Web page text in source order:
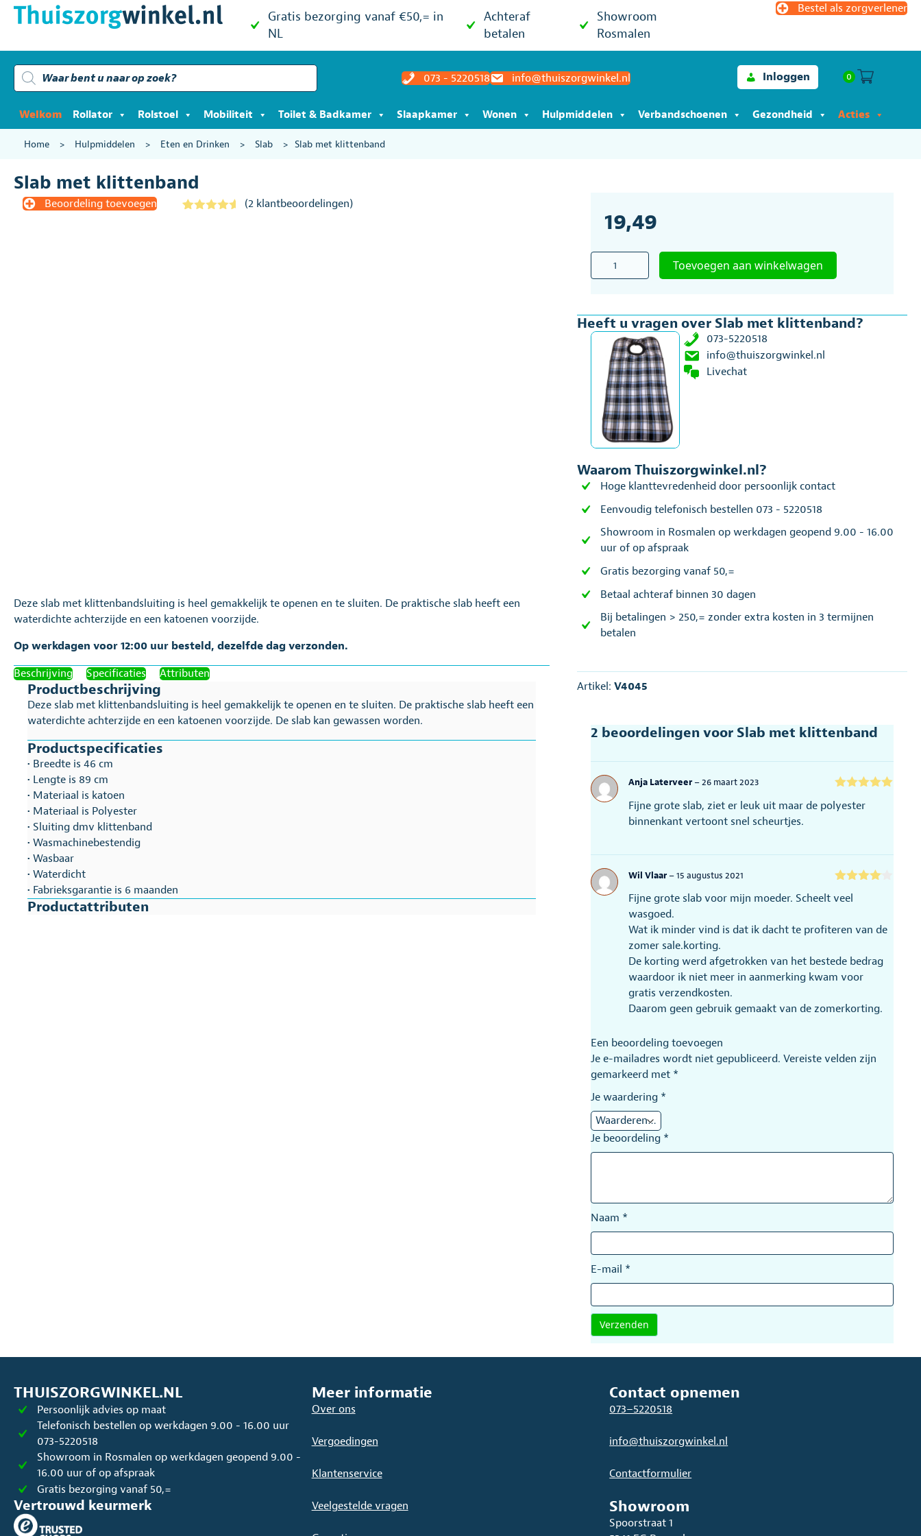
Gratis bezorging vanaf €50,= in
NL
Achteraf
betalen
Showroom
Rosmalen
Bestel als zorgverlener
Producten
zoeken
073 - 5220518 info@thuiszorgwinkel.nl Inloggen 0
Welkom Rollator Rolstoel Mobiliteit Toilet & Badkamer Slaapkamer Wonen Hulpmiddelen Verbandschoenen Gezondheid Acties
Home > Hulpmiddelen > Eten en Drinken > Slab > Slab met klittenband
Slab met klittenband
Beoordeling toevoegen (2klantbeoordelingen)
Deze slab met klittenbandsluiting is heel gemakkelijk te openen en te sluiten. De praktische slab heeft een
waterdichte achterzijde en een katoenen voorzijde.
Op werkdagen voor 12:00 uur besteld, dezelfde dag verzonden.
Beschrijving
Specificaties Attributen
Productbeschrijving
Deze slab met klittenbandsluiting is heel gemakkelijk te openen en te sluiten. De praktische slab heeft een
waterdichte achterzijde en een katoenen voorzijde. De slab kan gewassen worden.
Productspecificaties
• Breedte is 46 cm
• Lengte is 89 cm
• Materiaal is katoen
• Materiaal is Polyester
• Sluiting dmv klittenband
• Wasmachinebestendig
• Wasbaar
• Waterdicht
• Fabrieksgarantie is 6 maanden
Productattributen
19,49
Slab
met
Toevoegen aan winkelwagen
Heeft u vragen over Slab met klittenband?
073-5220518
info@thuiszorgwinkel.nl
Livechat
Waarom Thuiszorgwinkel.nl?
Hoge klanttevredenheid door persoonlijk contact
Eenvoudig telefonisch bestellen 073 - 5220518
Showroom in Rosmalen op werkdagen geopend 9.00 - 16.00
uur of op afspraak
Gratis bezorging vanaf 50,=
Betaal achteraf binnen 30 dagen
Bij betalingen > 250,= zonder extra kosten in 3 termijnen
betalen
Artikel:V4045
2 beoordelingen voor Slab met klittenband
5uit 5
Anja Laterveer –26 maart 2023
Fijne grote slab, ziet er leuk uit maar de polyester
binnenkant vertoont snel scheurtjes.
erd
Wil Vlaar –15 augustus 2021
Fijne grote slab voor mijn moeder. Scheelt veel
wasgoed.
Wat ik minder vind is dat ik dacht te profiteren van de
zomer sale.korting.
De korting werd afgetrokken van het bestede bedrag
waardoor ik niet meer in aanmerking kwam voor
gratis verzendkosten.
Daarom geen gebruik gemaakt van de zomerkorting.
Een beoordeling toevoegen
Je e-mailadres wordt niet gepubliceerd. Vereiste velden zijn
gemarkeerd met *
Je waardering *
Je beoordeling *
Naam *
E-mail *
THUISZORGWINKEL.NL
Persoonlijk advies op maat
Telefonisch bestellen op werkdagen 9.00 - 16.00 uur
073-5220518
Showroom in Rosmalen op werkdagen geopend 9.00 -
16.00 uur of op afspraak
Gratis bezorging vanaf 50,=
Vertrouwd keurmerk
Meer informatie
Over ons
Vergoedingen
Klantenservice
Veelgestelde vragen
Contact opnemen
073–5220518
info@thuiszorgwinkel.nl
Contactformulier
Showroom
Spoorstraat 1